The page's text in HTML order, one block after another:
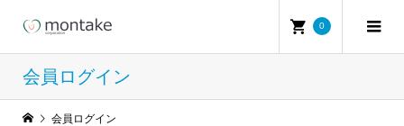
0
会員ログイン
会員ログイン